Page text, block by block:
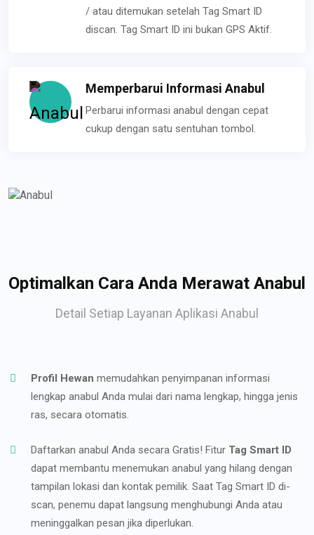
/ atau ditemukan setelah Tag Smart ID
discan. Tag Smart ID ini bukan GPS Aktif.
Memperbarui Informasi Anabul
Perbarui informasi anabul dengan cepat
cukup dengan satu sentuhan tombol.
Optimalkan Cara Anda Merawat Anabul
Detail Setiap Layanan Aplikasi Anabul
Profil Hewan memudahkan penyimpanan informasi
lengkap anabul Anda mulai dari nama lengkap, hingga jenis
ras, secara otomatis.
Daftarkan anabul Anda secara Gratis! Fitur Tag Smart ID
dapat membantu menemukan anabul yang hilang dengan
tampilan lokasi dan kontak pemilik. Saat Tag Smart ID di-
scan, penemu dapat langsung menghubungi Anda atau
meninggalkan pesan jika diperlukan.